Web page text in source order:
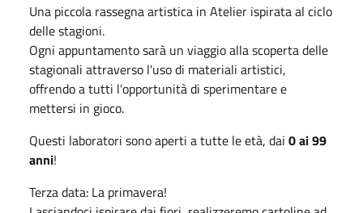
Una piccola rassegna artistica in Atelier ispirata al ciclo
delle stagioni.
Ogni appuntamento sarà un viaggio alla scoperta delle
stagionali attraverso l'uso di materiali artistici,
offrendo a tutti l'opportunità di sperimentare e
mettersi in gioco.
Questi laboratori sono aperti a tutte le età, dai 0 ai 99
anni!
Terza data: La primavera!